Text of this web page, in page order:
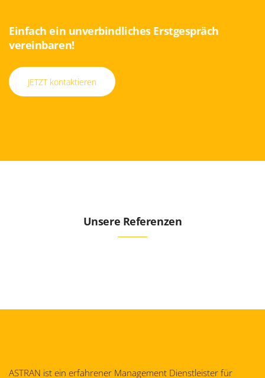
Einfach ein unverbindliches Erstgespräch
vereinbaren!
JETZT kontaktieren
Unsere Referenzen
ASTRAN ist ein erfahrener Management Dienstleister für